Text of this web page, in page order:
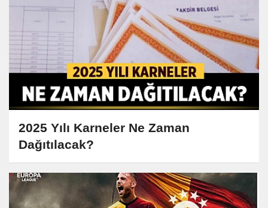
2025 Yılı Karneler Ne Zaman
Dağıtılacak?